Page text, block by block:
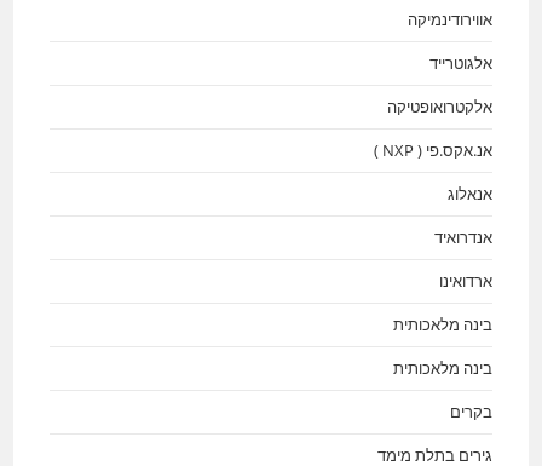
אווירודינמיקה
אלגוטרייד
אלקטרואופטיקה
אנ.אקס.פי ( NXP )
אנאלוג
אנדרואיד
ארדואינו
בינה מלאכותית
בינה מלאכותית
בקרים
גירים בתלת מימד